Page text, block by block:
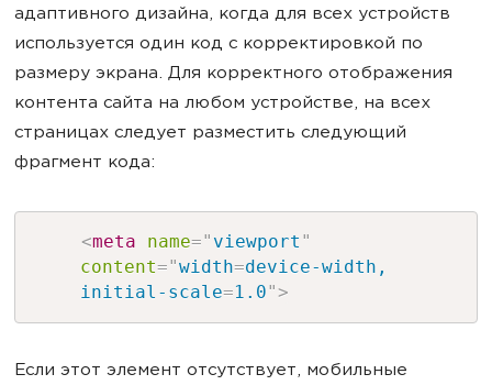
адаптивного дизайна, когда для всех устройств
используется один код с корректировкой по
размеру экрана. Для корректного отображения
контента сайта на любом устройстве, на всех
страницах следует разместить следующий
фрагмент кода:
<meta name=" viewport "
content="width=device-width,
initial-scale=1.0">
Если этот элемент отсутствует, мобильные